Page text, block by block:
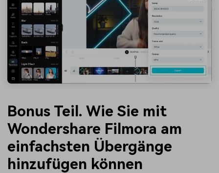
Bonus Teil. Wie Sie mit
Wondershare Filmora am
einfachsten Übergänge
hinzufügen können